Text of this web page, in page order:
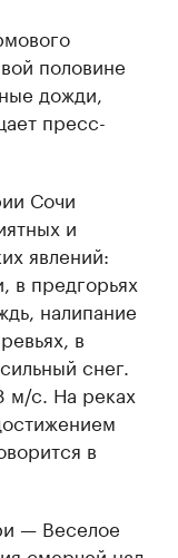
половине
дожди,
пресс-
Сочи
и
явлений:
в предгорьях
налипание
в
снег.
м/с. На реках
в
— Веселое